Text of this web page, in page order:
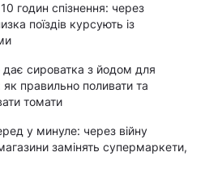
годин спізнення: через
поїздів курсують із
сироватка з йодом для
як правильно поливати та
томати
у минуле: через війну
замінять супермаркети,